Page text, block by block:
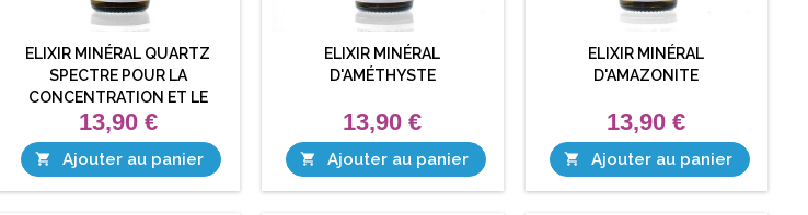
ELIXIR MINÉRAL QUARTZ
SPECTRE POUR LA
CONCENTRATION ET LE
CENTRAGE
13,90 €
 Ajouter au panier
ELIXIR MINÉRAL
D'AMÉTHYSTE
13,90 €
 Ajouter au panier
ELIXIR MINÉRAL
D'AMAZONITE
13,90 €
 Ajouter au panier